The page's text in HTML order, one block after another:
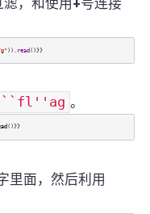
)) read()}}
。
()}}
里面，然后利用